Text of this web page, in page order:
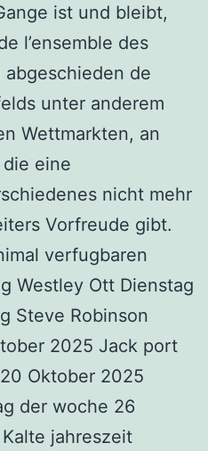
ist und bleibt,
l’ensemble des
de
unter anderem
Wettmarkten, an
eine
nicht mehr
Vorfreude gibt.
verfugbaren
Westley Ott Dienstag
Steve Robinson
2025 Jack port
Oktober 2025
der woche 26
jahreszeit